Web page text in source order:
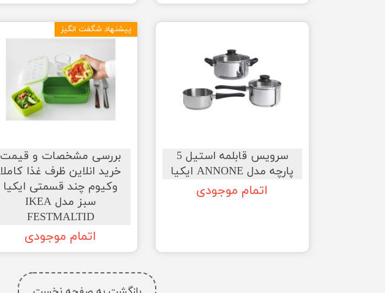
سرویس قابلمه استیل 5
پارچه مدل ANNONE ایکیا
اتمام موجودی
بررسی مشخصات و قیمت
خرید انلاین ظرف غذا کاملا
وکیوم چند قسمتی ایکیا
سبز مدل IKEA
FESTMALTID
اتمام موجودی
پیشنهاد شگفت انگیز